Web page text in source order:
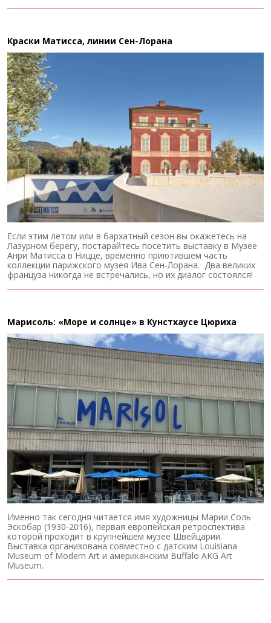
Краски Матисса, линии Сен-Лорана
Если этим летом или в бархатный сезон вы окажетесь на
Лазурном берегу, постарайтесь посетить выставку в Музее
Анри Матисса в Ницце, временно приютившем часть
коллекции парижского музея Ива Сен-Лорана. Два великих
француза никогда не встречались, но их диалог состоялся!
Марисоль: «Море и солнце» в Кунстхаусе Цюриха
Именно так сегодня читается имя художницы Марии Соль
Эскобар (1930-2016), первая европейская ретроспектива
которой проходит в крупнейшем музее Швейцарии.
Выставка организована совместно с датским Louisiana
Museum of Modern Art и американским Buffalo AKG Art
Museum.